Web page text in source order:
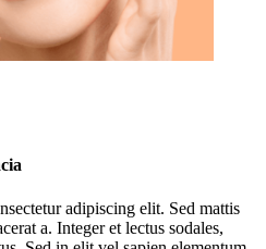
adipiscing elit. Sed mattis
a. Integer et lectus sodales,